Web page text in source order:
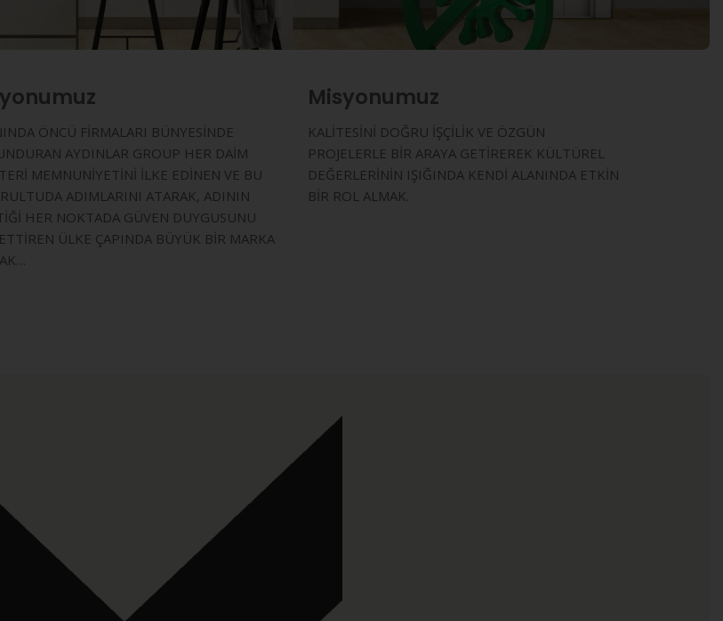
ÖNCÜ FİRMALARI BÜNYESİNDE
AYDINLAR GROUP HER DAİM
MEMNUNİYETİNİ İLKE EDİNEN VE BU
ADIMLARINI ATARAK, ADININ
HER NOKTADA GÜVEN DUYGUSUNU
ÜLKE ÇAPINDA BÜYÜK BİR MARKA
Misyonumuz
KALİTESİNİ DOĞRU İŞÇİLİK VE ÖZGÜN
PROJELERLE BİR ARAYA GETİREREK KÜLTÜREL
DEĞERLERİNİN IŞIĞINDA KENDİ ALANINDA ETKİN
BİR ROL ALMAK.